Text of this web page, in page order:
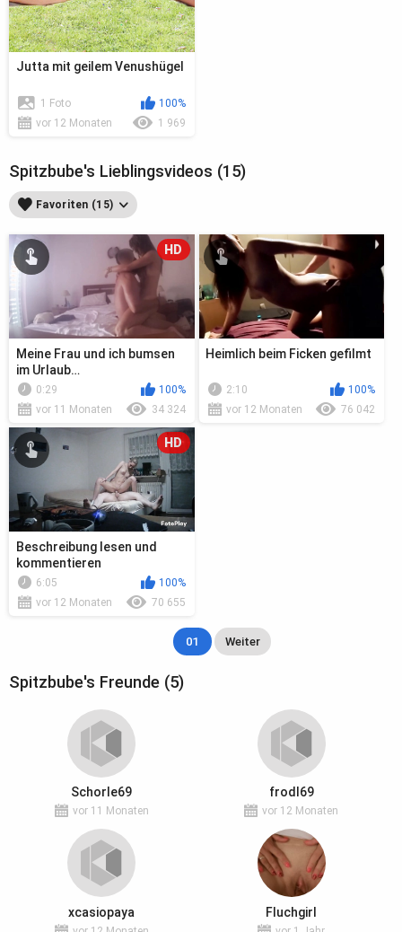
Jutta mit geilem Venushügel
1 Foto
100%
vor 12 Monaten
1 969
Spitzbube's Lieblingsvideos (15)
Favoriten (15)
HD
Meine Frau und ich bumsen
im Urlaub…
0:29
100%
vor 11 Monaten
34 324
Heimlich beim Ficken gefilmt
2:10
100%
vor 12 Monaten
76 042
HD
Beschreibung lesen und
kommentieren
6:05
100%
vor 12 Monaten
70 655
01 Weiter
Spitzbube's Freunde (5)
Schorle69
vor 11 Monaten
frodl69
vor 12 Monaten
xcasiopaya Fluchgirl